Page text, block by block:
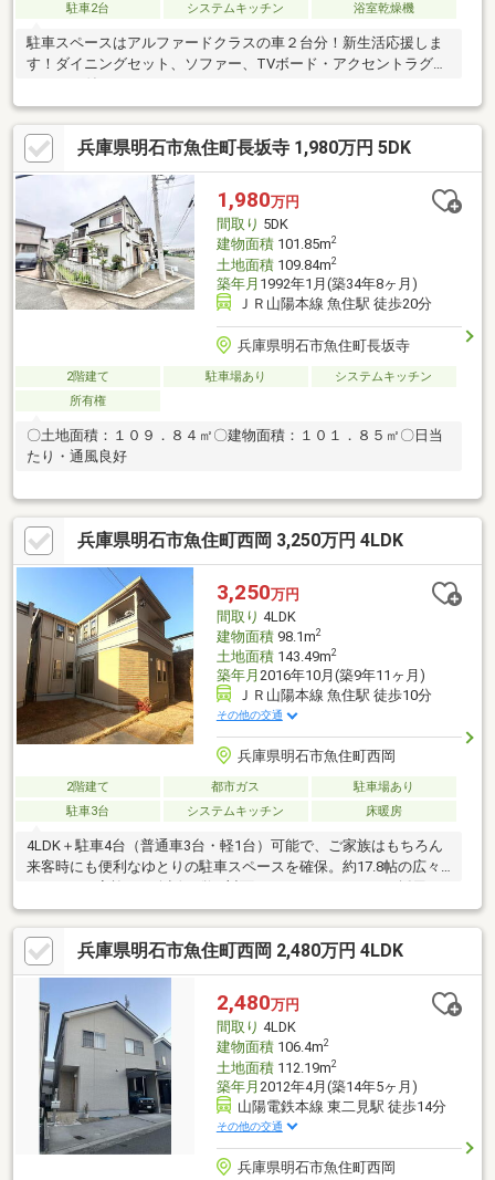
駐車2台
システムキッチン 浴室乾燥機
駐車スペースはアルファードクラスの車２台分！新生活応援しま
す！ダイニングセット、ソファー、TVボード・アクセントラグ・
兵庫県明石市魚住町長坂寺 1,980万円 5DK
1,980万円
間取り 5DK
建物面積101.85m2
土地面積109.84m2
築年月 1992年1月(築34年8ヶ月)
ＪＲ山陽本線 魚住駅 徒歩20分
兵庫県明石市魚住町長坂寺
2階建て 駐車場あり
システムキッチン
所有権
〇土地面積：１０９．８４㎡〇建物面積：１０１．８５㎡〇日当
たり・通風良好
兵庫県明石市魚住町西岡 3,250万円 4LDK
3,250万円
間取り 4LDK
建物面積98.1m2
土地面積143.49m2
築年月 2016年10月(築9年11ヶ月)
ＪＲ山陽本線 魚住駅 徒歩10分
その他の交通
兵庫県明石市魚住町西岡
2階建て 都市ガス
駐車場あり
駐車3台
システムキッチン 床暖房
4LDK＋駐車4台（普通車3台・軽1台）可能で、ご家族はもちろん
来客時にも便利なゆとりの駐車スペースを確保。約17.8帖の広々
浴室乾燥機・ミストサウナ・24時間換気システムなど、毎日の暮
らしを快適にする充実設備を備えています。断熱等級4・総合省エ
ネ基準適合住宅で、一年を通して快適な住環境を実現。さらに、
関電SOSを標準搭載し、防犯面にも配慮しています。大容量ウォ
ークインクローゼットやインナーバルコニーなど、収納力と使い
勝手にもこだわった、モデルハウス仕様ならではの上質な一邸で
す。
兵庫県明石市魚住町西岡 2,480万円 4LDK
2,480万円
間取り 4LDK
建物面積106.4m2
土地面積112.19m2
築年月 2012年4月(築14年5ヶ月)
山陽電鉄本線 東二見駅 徒歩14分
その他の交通
兵庫県明石市魚住町西岡